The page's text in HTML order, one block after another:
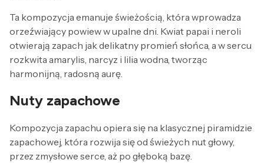
Ta kompozycja emanuje świeżością, która wprowadza
orzeźwiający powiew w upalne dni. Kwiat papai i neroli
otwierają zapach jak delikatny promień słońca, a w sercu
rozkwita amarylis, narcyz i lilia wodna, tworząc
harmonijną, radosną aurę.
Nuty zapachowe
Kompozycja zapachu opiera się na klasycznej piramidzie
zapachowej, która rozwija się od świeżych nut głowy,
przez zmysłowe serce, aż po głęboką bazę.